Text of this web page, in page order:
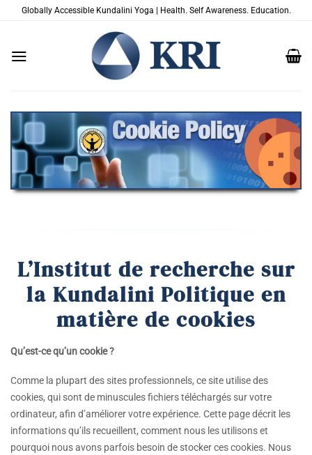
PasserGlobally Accessible Kundalini Yoga | Health. Self Awareness. Education.
L’Institut de recherche sur
la Kundalini Politique en
matière de cookies
Qu’est-ce qu’un cookie ?
Comme la plupart des sites professionnels, ce site utilise des
cookies, qui sont de minuscules fichiers téléchargés sur votre
ordinateur, afin d’améliorer votre expérience. Cette page décrit les
informations qu’ils recueillent, comment nous les utilisons et
pourquoi nous avons parfois besoin de stocker ces cookies. Nous